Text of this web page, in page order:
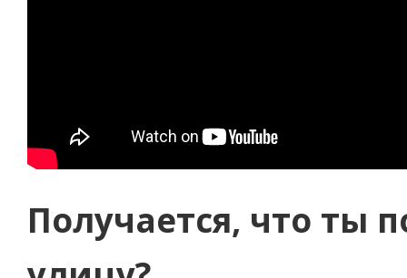
Получается, что ты